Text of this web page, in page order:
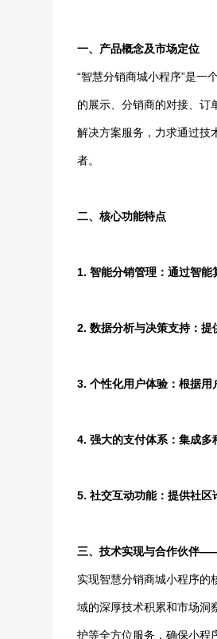
一、产品概念及市场定位
“智慧分销商城小程序”是一
的展示、分销商的对接、订
解决方案服务，力求通过技
者。
二、核心功能特点
1. 智能分销管理：通过智能
2. 数据分析与决策支持：提
3. 个性化用户体验：根据用
4. 强大的支付体系：集成多
5. 社交互动功能：提供社区
三、技术实现与合作伙伴
实现智慧分销商城小程序的
域的深厚技术积累和市场洞
护等全方位服务，确保小程